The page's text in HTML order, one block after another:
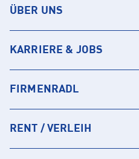
ÜBER UNS
KARRIERE & JOBS
FIRMENRADL
RENT / VERLEIH